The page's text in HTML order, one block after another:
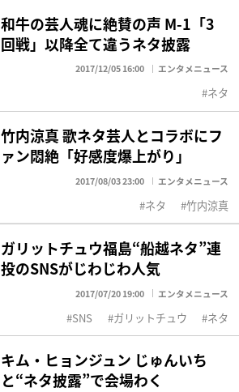
和牛の芸人魂に絶賛の声 M-1「3
回戦」以降全て違うネタ披露
2017/12/05 16:00 エンタメニュース
ネタ
竹内涼真 歌ネタ芸人とコラボにフ
ァン悶絶「好感度爆上がり」
2017/08/03 23:00 エンタメニュース
ネタ 竹内涼真
ガリットチュウ福島“船越ネタ”連
投のSNSがじわじわ人気
2017/07/20 19:00 エンタメニュース
SNS ガリットチュウ ネタ
キム・ヒョンジュン じゅんいち
と“ネタ披露”で会場わく